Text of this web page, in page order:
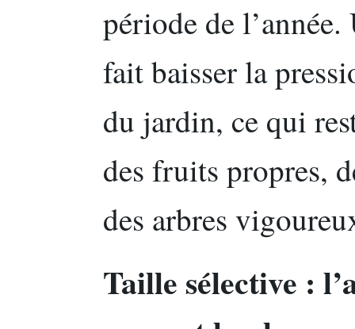
période de
fait baisser la
du jardin, ce qui
des fruits propres,
des arbres
Taille sélective :